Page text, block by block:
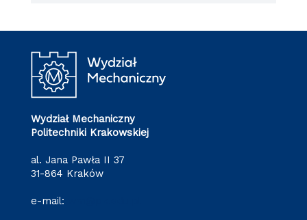
Wydział Mechaniczny
Politechniki Krakowskiej
al. Jana Pawła II 37
31-864 Kraków
e-mail: